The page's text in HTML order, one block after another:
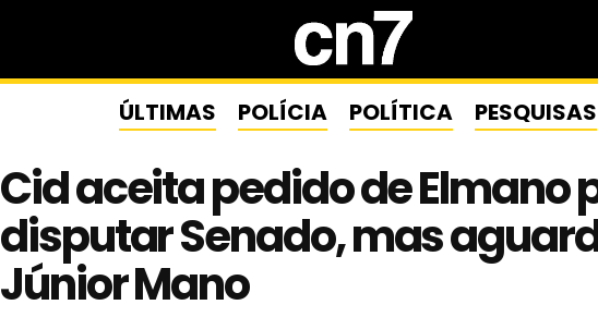
ÚLTIMAS POLÍCIA POLÍTICA PESQUISAS
Cid aceita pedido de Elmano
disputar Senado, mas
Júnior Mano